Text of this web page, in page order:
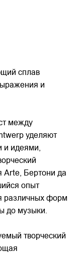
сплав
и
между
уделяют
и идеями,
Arte, Бертони да
опыт
различных форм
до музыки.
творческий